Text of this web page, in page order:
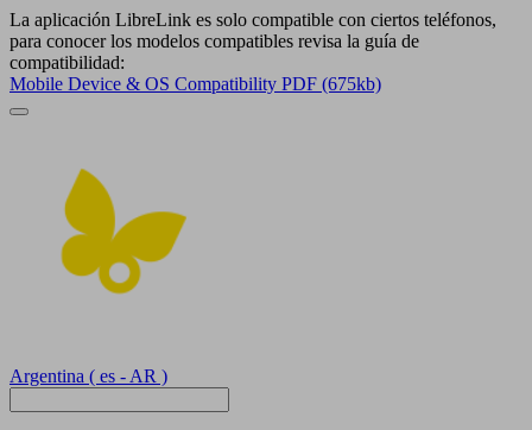
La aplicación LibreLink es solo compatible con ciertos teléfonos,
para conocer los modelos compatibles revisa la guía de
compatibilidad:
Mobile Device & OS Compatibility PDF (675kb)
Argentina ( es - AR )